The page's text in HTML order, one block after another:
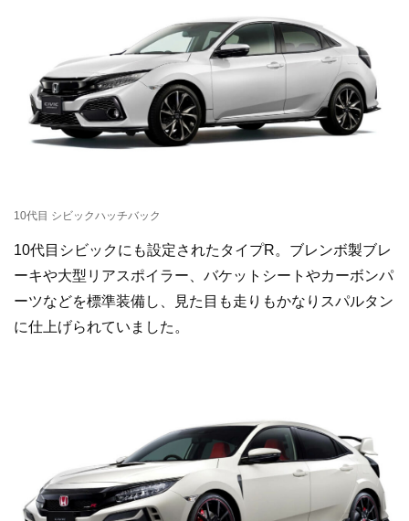
10代目 シビックハッチバック
10代目シビックにも設定されたタイプR。ブレンボ製ブレ
ーキや大型リアスポイラー、バケットシートやカーボンパ
ーツなどを標準装備し、見た目も走りもかなりスパルタン
に仕上げられていました。